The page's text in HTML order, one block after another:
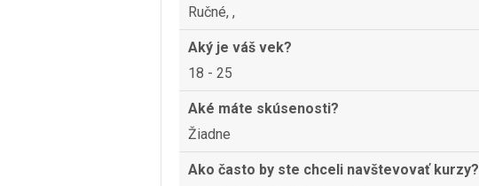
Ručné, ,
Aký je váš vek?
18 - 25
Aké máte skúsenosti?
Žiadne
Ako často by ste chceli navštevovať kurzy?